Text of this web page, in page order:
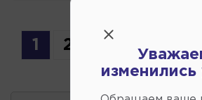
1 2 4
изменились